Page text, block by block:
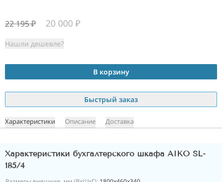
22 195₽ 20 000 ₽
Нашли дешевле?
В корзину
Быстрый заказ
Характеристики Описание Доставка
Характеристики бухгалтерского шкафа AIKO SL-
185/4